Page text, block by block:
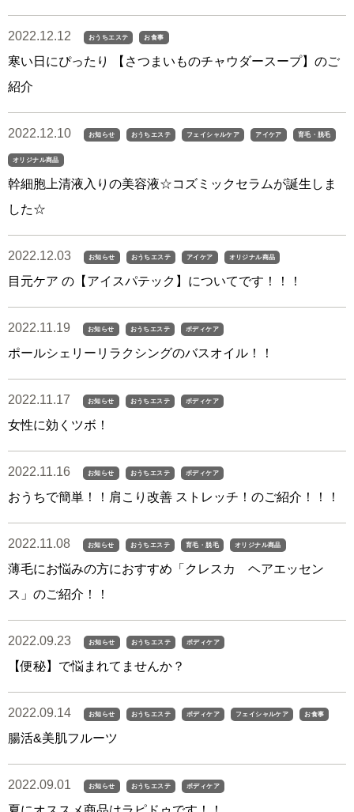
2022.12.12 おうちエステ お食事
寒い日にぴったり 【さつまいものチャウダースープ】のご
紹介
2022.12.10 お知らせ おうちエステ フェイシャルケア アイケア 育毛・脱毛
オリジナル商品
幹細胞上清液入りの美容液☆コズミックセラムが誕生しま
した☆
2022.12.03 お知らせ おうちエステ アイケア オリジナル商品
目元ケア の【アイスパテック】についてです！！！
2022.11.19 お知らせ おうちエステ ボディケア
ポールシェリーリラクシングのバスオイル！！
2022.11.17 お知らせ おうちエステ ボディケア
女性に効くツボ！
2022.11.16 お知らせ おうちエステ ボディケア
おうちで簡単！！肩こり改善 ストレッチ！のご紹介！！！
2022.11.08 お知らせ おうちエステ 育毛・脱毛 オリジナル商品
薄毛にお悩みの方におすすめ「クレスカ ヘアエッセン
ス」のご紹介！！
2022.09.23 お知らせ おうちエステ ボディケア
【便秘】で悩まれてませんか？
2022.09.14 お知らせ おうちエステ ボディケア フェイシャルケア お食事
腸活&美肌フルーツ
2022.09.01 お知らせ おうちエステ ボディケア